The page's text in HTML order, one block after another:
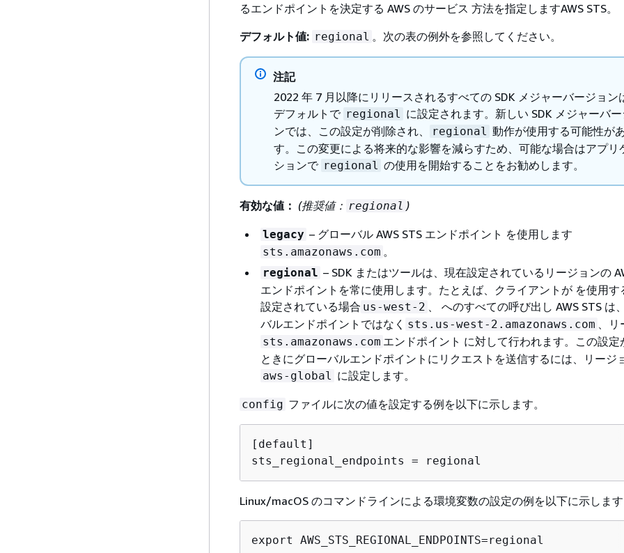
るエンドポイントを決定する AWS のサービス 方法を指定しますAWS STS。
デフォルト値: regional 。次の表の例外を参照してください。
注記
2022 年 7 月以降にリリースされるすべての SDK メジャーバージョン
デフォルトで regional に設定されます。新しい SDK メジャーバー
ンでは、この設定が削除され、
regional 動作が使用する可能性が
す。この変更による将来的な影響を減らすため、可能な場合はアプリ
ションで regional の使用を開始することをお勧めします。
有効な値： (推奨値： regional )
legacy – グローバル AWS STS エンドポイント を使用します
sts.amazonaws.com 。
regional – SDK またはツールは、現在設定されているリージョンの
エンドポイントを常に使用します。たとえば、クライアントが を使用す
設定されている場合 us-west-2 、 へのすべての呼び出し AWS STS は
バルエンドポイントではなく sts.us-west-2.amazonaws.com 、リ
sts.amazonaws.com エンドポイント に対して行われます。この設定
ときにグローバルエンドポイントにリクエストを送信するには、リージ
aws-global に設定します。
config ファイルに次の値を設定する例を以下に示します。
[default]
sts_regional_endpoints = regional
Linux/macOS のコマンドラインによる環境変数の設定の例を以下に示します
export AWS_STS_REGIONAL_ENDPOINTS=regional